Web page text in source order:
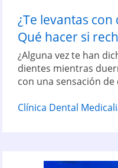
¿Te levantas
Qué hacer si
¿Alguna vez te han
dientes mientras
con una sensación de
Clínica Dental